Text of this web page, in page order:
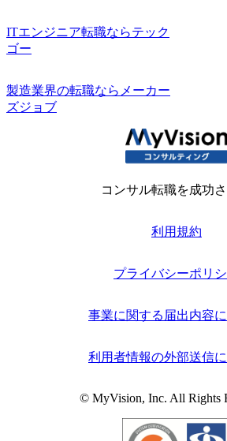
ITエンジニア転職ならテック
ゴー
製造業界の転職ならメーカー
ズジョブ
コンサル転職を成功
利用規約
プライバシーポリ
事業に関する届出内容
利用者情報の外部送信
© MyVision, Inc. All Rights